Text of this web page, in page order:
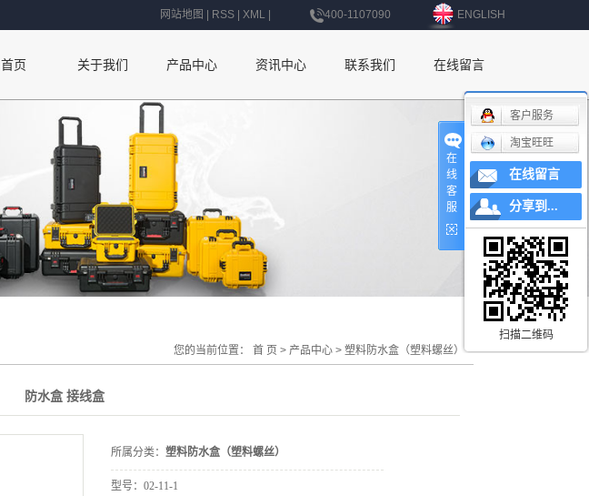
网站地图 RSS XML 400-1107090 ENGLISH
首页 关于我们
联系方式
公司简介
荣誉资质
产品中心 资讯中心 联系我们
辽宁办事处
在线留言
您的当前位置： 首 页 > 产品中心 > 塑料防水盒（塑料螺丝）
防水盒 接线盒
所属分类： 塑料防水盒（塑料螺丝）
型号： 02-11-1
在
线
客
服
客户服务
淘宝旺旺
在线留言
分享到...
扫描二维码